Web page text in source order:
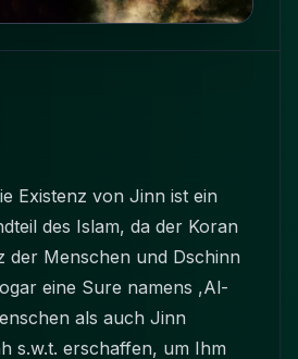
Existenz von Jinn ist ein
des Islam, da der Koran
der Menschen und Dschinn
eine Sure namens ,Al-
als auch Jinn
s.w.t. erschaffen, um Ihm